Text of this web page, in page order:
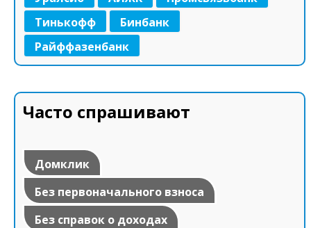
Тинькофф
Бинбанк
Райффазенбанк
Часто спрашивают
Домклик
Без первоначального взноса
Без справок о доходах